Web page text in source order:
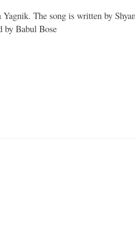
The song is written by
by Babul Bose